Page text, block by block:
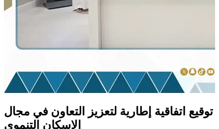
توقيع اتفاقية إطارية لتعزيز التعاون في مجال
الإسكان التنموي